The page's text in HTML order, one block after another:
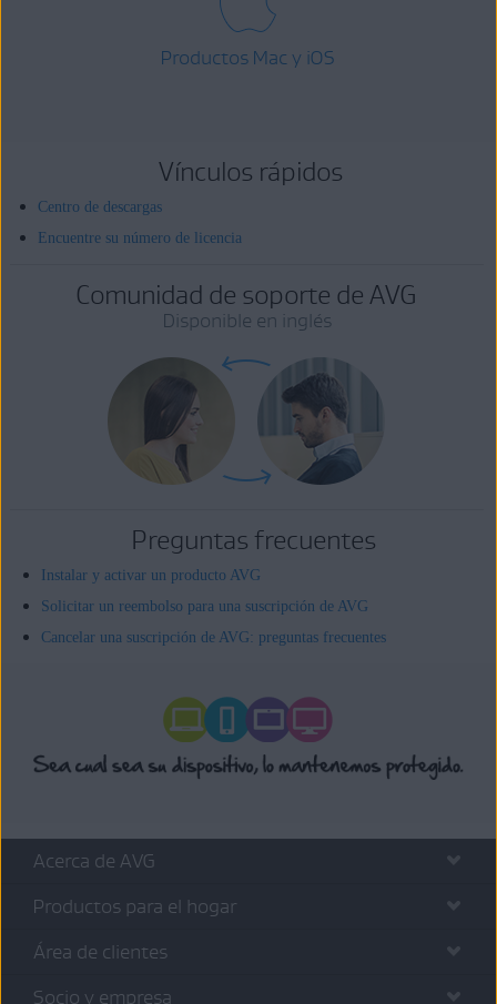
Productos Mac y iOS
Vínculos rápidos
Centro de descargas
Encuentre su número de licencia
Comunidad de soporte de AVG
Disponible en inglés
Preguntas frecuentes
Instalar y activar un producto AVG
Solicitar un reembolso para una suscripción de AVG
Cancelar una suscripción de AVG: preguntas frecuentes
Acerca de AVG
Productos para el hogar
Área de clientes
Socio y empresa